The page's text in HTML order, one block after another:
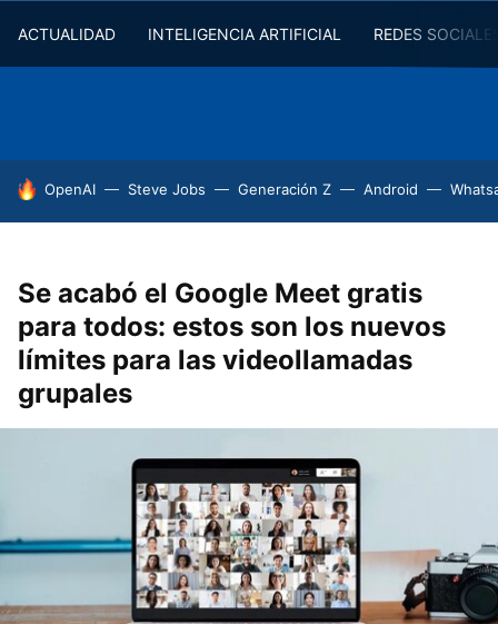
ACTUALIDAD INTELIGENCIA ARTIFICIAL REDES
HOY SE HABLA DE
OpenAI Steve Jobs Generación Z Android
Se acabó el Google Meet gratis
para todos: estos son los nuevos
límites para las videollamadas
grupales